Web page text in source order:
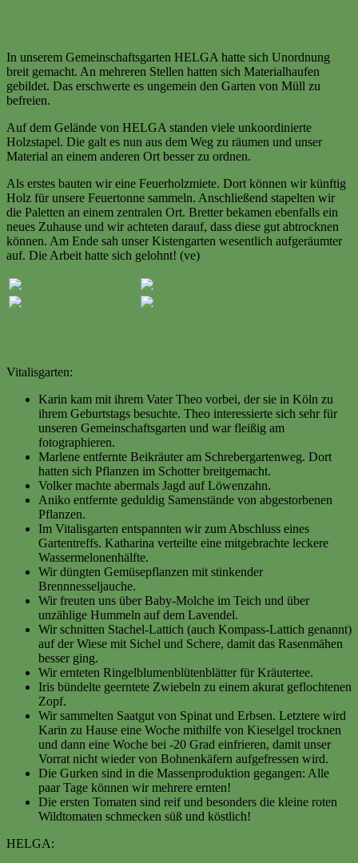
In unserem Gemeinschaftsgarten HELGA hatte sich Unordnung
breit gemacht. An mehreren Stellen hatten sich Materialhaufen
gebildet. Das erschwerte es ungemein den Garten von Müll zu
befreien.
Auf dem Gelände von HELGA standen viele unkoordinierte
Holzstapel. Die galt es nun aus dem Weg zu räumen und unser
Material an einem anderen Ort besser zu ordnen.
Als erstes bauten wir eine Feuerholzmiete. Dort können wir künftig
Holz für unsere Feuertonne sammeln. Anschließend stapelten wir
die Paletten an einem zentralen Ort. Bretter bekamen ebenfalls ein
neues Zuhause und wir achteten darauf, dass diese gut abtrocknen
können. Am Ende sah unser Kistengarten wesentlich aufgeräumter
auf. Die Arbeit hatte sich gelohnt! (ve)
Vitalisgarten:
Karin kam mit ihrem Vater Theo vorbei, der sie in Köln zu
ihrem Geburtstags besuchte. Theo interessierte sich sehr für
unseren Gemeinschaftsgarten und war fleißig am
fotographieren.
Marlene entfernte Beikräuter am Schrebergartenweg. Dort
hatten sich Pflanzen im Schotter breitgemacht.
Volker machte abermals Jagd auf Löwenzahn.
Aniko entfernte geduldig Samenstände von abgestorbenen
Pflanzen.
Im Vitalisgarten entspannten wir zum Abschluss eines
Gartentreffs. Katharina verteilte eine mitgebrachte leckere
Wassermelonenhälfte.
Wir düngten Gemüsepflanzen mit stinkender
Brennnesseljauche.
Wir freuten uns über Baby-Molche im Teich und über
unzählige Hummeln auf dem Lavendel.
Wir schnitten Stachel-Lattich (auch Kompass-Lattich genannt)
auf der Wiese mit Sichel und Schere, damit das Rasenmähen
besser ging.
Wir ernteten Ringelblumenblütenblätter für Kräutertee.
Iris bündelte geerntete Zwiebeln zu einem akurat geflochtenen
Zopf.
Wir sammelten Saatgut von Spinat und Erbsen. Letztere wird
Karin zu Hause eine Woche mithilfe von Kieselgel trocknen
und dann eine Woche bei -20 Grad einfrieren, damit unser
Vorrat nicht wieder von Bohnenkäfern aufgefressen wird.
Die Gurken sind in die Massenproduktion gegangen: Alle
paar Tage können wir mehrere ernten!
Die ersten Tomaten sind reif und besonders die kleine roten
Wildtomaten schmecken süß und köstlich!
HELGA: